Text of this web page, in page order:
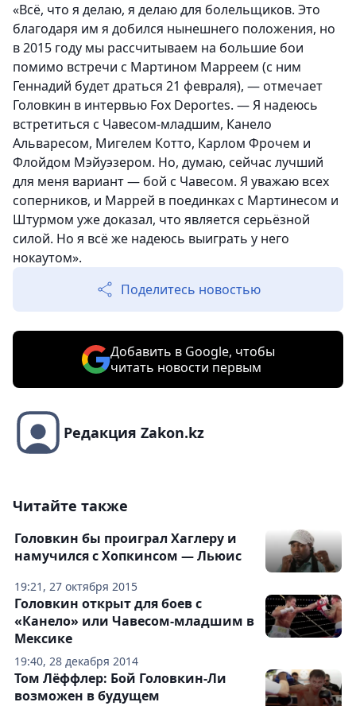
«Всё, что я делаю, я делаю для болельщиков. Это
благодаря им я добился нынешнего положения, но
в 2015 году мы рассчитываем на большие бои
помимо встречи с Мартином Марреем (с ним
Геннадий будет драться 21 февраля), — отмечает
Головкин в интервью Fox Deportes. — Я надеюсь
встретиться с Чавесом-младшим, Канело
Альваресом, Мигелем Котто, Карлом Фрочем и
Флойдом Мэйуэзером. Но, думаю, сейчас лучший
для меня вариант — бой с Чавесом. Я уважаю всех
соперников, и Маррей в поединках с Мартинесом и
Штурмом уже доказал, что является серьёзной
силой. Но я всё же надеюсь выиграть у него
нокаутом».
Поделитесь новостью
Добавить в Google, чтобы
читать новости первым
Редакция Zakon.kz
Читайте также
19:21, 27 октября 2015
Головкин бы проиграл Хаглеру и
намучился с Хопкинсом — Льюис
19:40, 28 декабря 2014
Головкин открыт для боев с
«Канело» или Чавесом-младшим в
Мексике
Том Лёффлер: Бой Головкин-Ли
возможен в будущем